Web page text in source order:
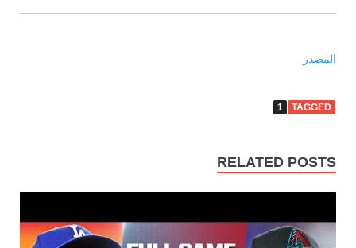
المصدر
TAGGED
1
RELATED POSTS